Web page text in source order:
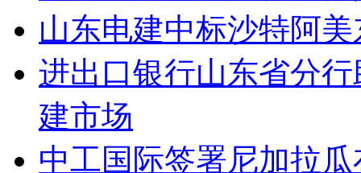
山东电建中标沙特阿
进出口银行山东省分
建市场
中工国际签署尼加拉